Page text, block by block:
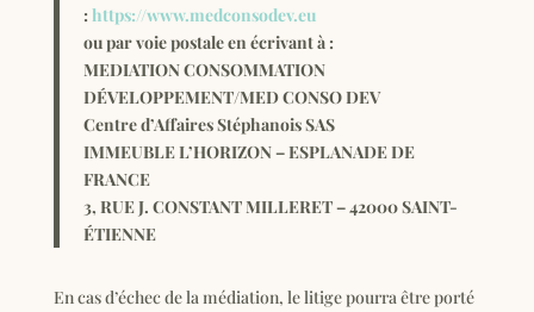
: https://www.medconsodev.eu
ou par voie postale en écrivant à :
MEDIATION CONSOMMATION
DÉVELOPPEMENT/MED CONSO DEV
Centre d’Affaires Stéphanois SAS
IMMEUBLE L’HORIZON – ESPLANADE DE
FRANCE
3, RUE J. CONSTANT MILLERET – 42000 SAINT-
ÉTIENNE
En cas d’échec de la médiation, le litige pourra être porté